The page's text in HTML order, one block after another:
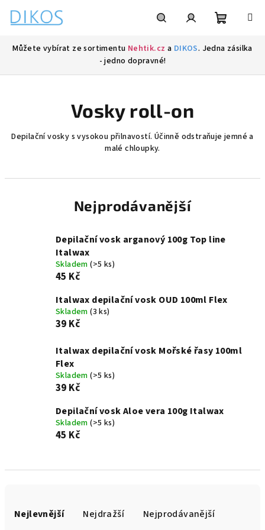
obsah
Můžete vybírat ze sortimentu Nehtik.cz a DIKOS. Jedna zásilka
- jedno dopravné!
Vosky roll-on
Depilační vosky s vysokou přilnavostí. Účinně odstraňuje jemné a
malé chloupky.
Nejprodávanější
Depilační vosk arganový 100g Top line
Italwax
Skladem(>5 ks)
45 Kč
Italwax depilační vosk OUD 100ml Flex
Skladem(3 ks)
39 Kč
Italwax depilační vosk Mořské řasy 100ml
Flex
Skladem(>5 ks)
39 Kč
Depilační vosk Aloe vera 100g Italwax
Skladem(>5 ks)
45 Kč
Nejlevnější Nejdražší Nejprodávanější